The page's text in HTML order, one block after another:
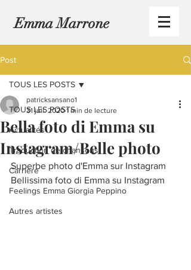
Emma Marrone
Post
TOUS LES POSTS
Actualités
Traduction de chansons
Carrière
Feelings Emma Giorgia Peppino
Autres artistes
TOUS LES POSTS
Bella foto di Emma su
Instagram/Belle photo
patricksansano1
31 juil. 2020 1 min de lecture
Superbe photo d'Emma sur Instagram
Bellissima foto di Emma su Instagram